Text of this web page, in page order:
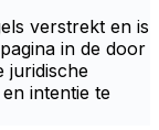
verstrekt en is
in de door
juridische
intentie te